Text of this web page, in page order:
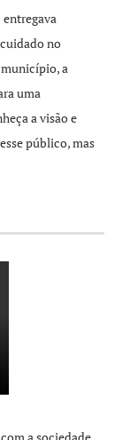
no
a
uma
a visão e
público, mas